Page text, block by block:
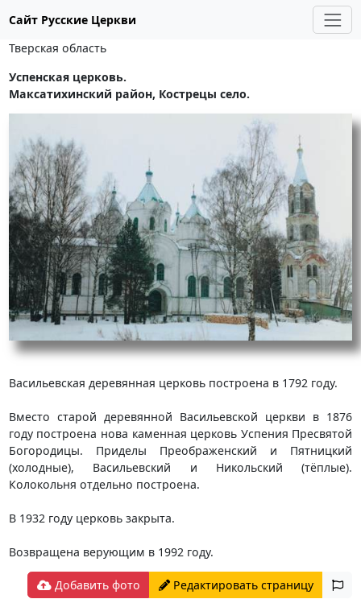
Сайт Русские Церкви
Тверская область
Успенская церковь.
Максатихинский район, Кострецы село.
Васильевская деревянная церковь построена в 1792 году.
Вместо старой деревянной Васильевской церкви в 1876
году построена нова каменная церковь Успения Пресвятой
Богородицы. Приделы Преображенский и Пятницкий
(холодные), Васильевский и Никольский (тёплые).
Колокольня отдельно построена.
В 1932 году церковь закрыта.
Возвращена верующим в 1992 году.
Добавить фото Редактировать страницу